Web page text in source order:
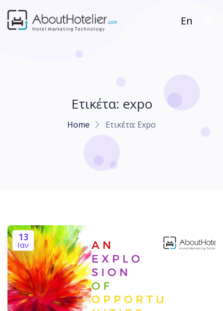
En
Ετικέτα: expo
Home Ετικέτα: Expo
13
Ιαν